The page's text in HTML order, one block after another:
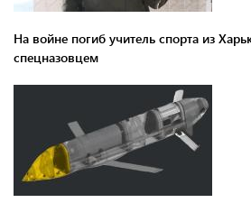
На войне погиб учитель спорта из
спецназовцем